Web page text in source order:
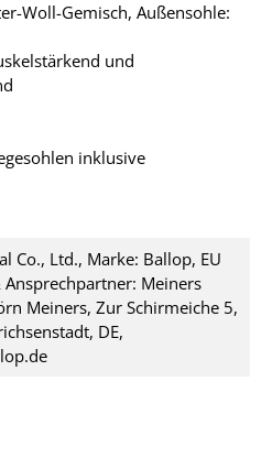
Woll-Gemisch, Außensohle:
und
inklusive
Co., Ltd., Marke: Ballop, EU
Meiners
Meiners, Zur Schirmeiche 5,
DE,